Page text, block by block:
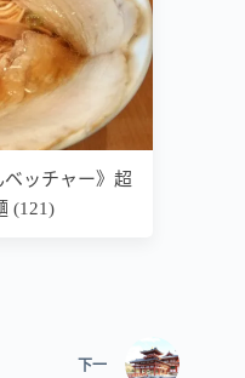
ベッチャー》超
(121)
下一